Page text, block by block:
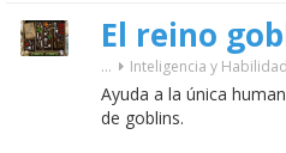
El reino
... Inteligencia y Habilidad
Ayuda a la única
de goblins.